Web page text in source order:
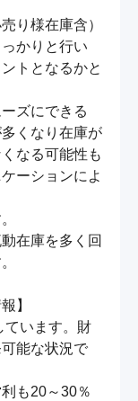
り様在庫含）
かりと行い
トとなるかと
ズにできる
くなり在庫が
なる可能性も
ーションによ
在庫を多く回
】
ています。財
能な状況で
も20～30％